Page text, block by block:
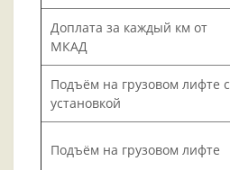
Доплата за каждый км от
МКАД
Подъём на грузовом лифте с
установкой
Подъём на грузовом лифте